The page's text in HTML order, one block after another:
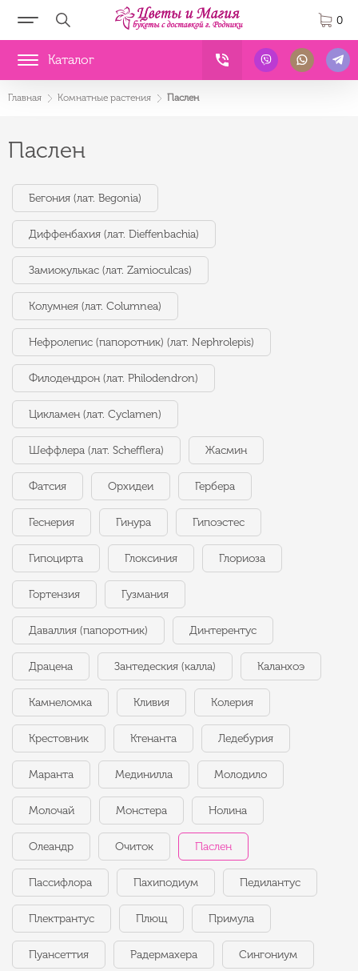
0
Каталог
Главная Комнатные растения Паслен
Паслен
Бегония (лат. Begonia)
Диффенбахия (лат. Dieffenbachia)
Замиокулькас (лат. Zamioculcas)
Колумнея (лат. Columnea)
Нефролепис (папоротник) (лат. Nephrolepis)
Филодендрон (лат. Philodendron)
Цикламен (лат. Cyclamen)
Шеффлера (лат. Schefflera) Жасмин
Фатсия Орхидеи Гербера
Геснерия Гинура Гипоэстес
Гипоцирта Глоксиния Глориоза
Гортензия Гузмания
Даваллия (папоротник) Динтерентус
Драцена Зантедеския (калла) Каланхоэ
Камнеломка Кливия Колерия
Крестовник Ктенанта Ледебурия
Маранта Мединилла Молодило
Молочай Монстера Нолина
Олеандр Очиток Паслен
Пассифлора Пахиподиум Педилантус
Плектрантус Плющ Примула
Пуансеттия Радермахера Сингониум